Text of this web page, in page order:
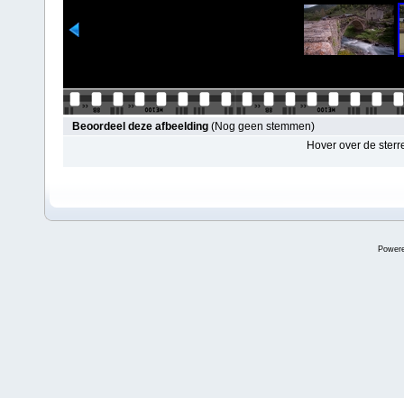
Beoordeel deze afbeelding (Nog geen stemmen)
Hover over de